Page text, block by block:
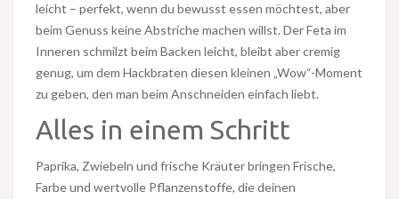
leicht – perfekt, wenn du bewusst essen möchtest, aber
beim Genuss keine Abstriche machen willst. Der Feta im
Inneren schmilzt beim Backen leicht, bleibt aber cremig
genug, um dem Hackbraten diesen kleinen „Wow“-Moment
zu geben, den man beim Anschneiden einfach liebt.
Alles in einem Schritt
Paprika, Zwiebeln und frische Kräuter bringen Frische,
Farbe und wertvolle Pflanzenstoffe, die deinen